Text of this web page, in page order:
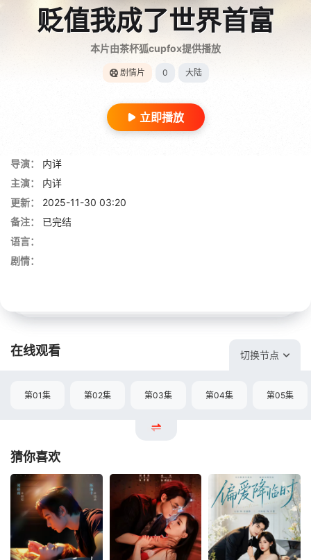
贬值我成了世界首富
本片由茶杯狐cupfox提供播放
剧情片 0 大陆
立即播放
导演：
内详
主演：
内详
更新：
2025-11-30 03:20
备注：
已完结
语言：
剧情：
在线观看 切换节点
第01集 第02集 第03集 第04集 第05集
猜你喜欢